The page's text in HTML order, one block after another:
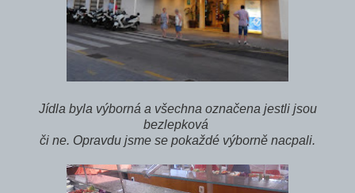
Jídla byla výborná a všechna označena jestli jsou
bezlepková
či ne. Opravdu jsme se pokaždé výborně nacpali.